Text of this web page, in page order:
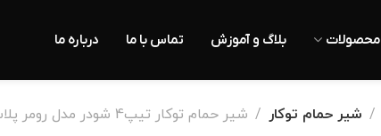
محصولات بلاگ و آموزش تماس با ما درباره ما
شیر حمام توکار شیر حمام توکار تیپ4 شودر مدل رومر پلاس